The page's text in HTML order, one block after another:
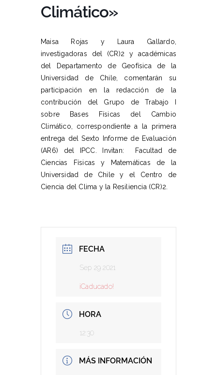
Climático»
Maisa Rojas y Laura Gallardo,
investigadoras del (CR)2 y académicas
del Departamento de Geofísica de la
Universidad de Chile, comentarán su
participación en la redacción de la
contribución del Grupo de Trabajo I
sobre Bases Físicas del Cambio
Climático, correspondiente a la primera
entrega del Sexto Informe de Evaluación
(AR6) del IPCC. Invitan: Facultad de
Ciencias Físicas y Matemáticas de la
Universidad de Chile y el Centro de
Ciencia del Clima y la Resiliencia (CR)2.
FECHA
Sep 29 2021
¡Caducado!
HORA
12:30
MÁS INFORMACIÓN